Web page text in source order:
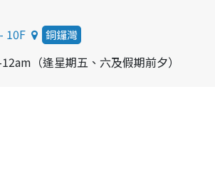
10F 銅鑼灣
（逢星期五、六及假期前夕）